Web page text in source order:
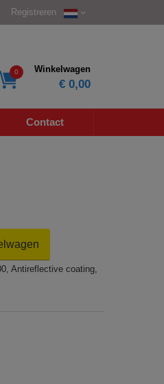
Registreren
0 Winkelwagen
€ 0,00
Contact
Antireflective coating,